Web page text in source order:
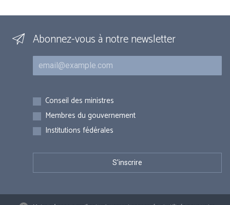
Abonnez-vous à notre newsletter
Courriel
Inscriptions
Conseil des ministres
Membres du gouvernement
Institutions fédérales